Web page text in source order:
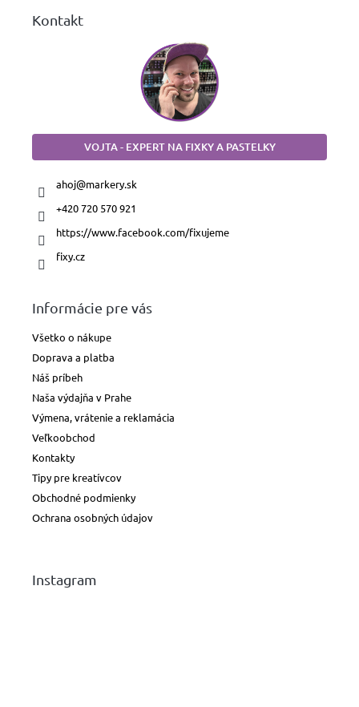
Kontakt
VOJTA - EXPERT NA FIXKY A PASTELKY
ahoj@markery.sk
+420 720 570 921
https://www.facebook.com/fixujeme
fixy.cz
Informácie pre vás
Všetko o nákupe
Doprava a platba
Náš príbeh
Naša výdajňa v Prahe
Výmena, vrátenie a reklamácia
Veľkoobchod
Kontakty
Tipy pre kreatívcov
Obchodné podmienky
Ochrana osobných údajov
Instagram